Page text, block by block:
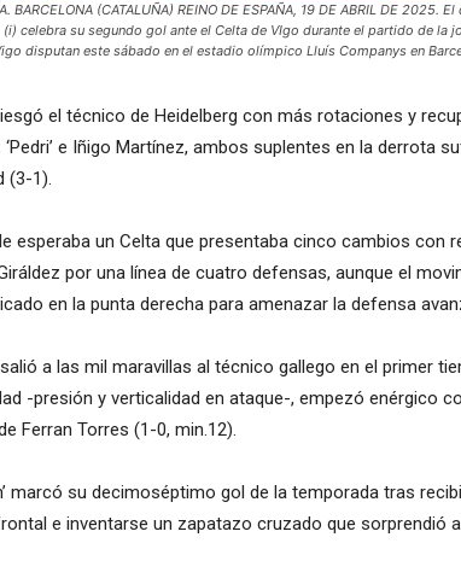
BARCELONA (CATALUÑA) REINO DE ESPAÑA, 19 DE ABRIL DE
(i) celebra su segundo gol ante el Celta de VIgo durante el partido de la
disputan este sábado en el estadio olímpico Lluís Companys en
el técnico de Heidelberg con más rotaciones y
‘Pedri’ e Iñigo Martínez, ambos suplentes en la derrota
(3-1).
esperaba un Celta que presentaba cinco cambios con
por una línea de cuatro defensas, aunque el
en la punta derecha para amenazar la defensa
a las mil maravillas al técnico gallego en el primer
-presión y verticalidad en ataque-, empezó enérgico
Ferran Torres (1-0, min.12).
marcó su decimoséptimo gol de la temporada tras
e inventarse un zapatazo cruzado que sorprendió a